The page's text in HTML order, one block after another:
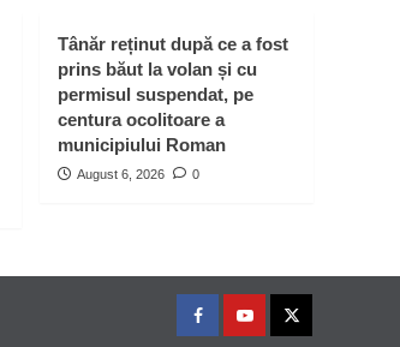
Tânăr reținut după ce a fost
prins băut la volan și cu
permisul suspendat, pe
centura ocolitoare a
municipiului Roman
August 6, 2026 0
FacebookYoutubeTwitter